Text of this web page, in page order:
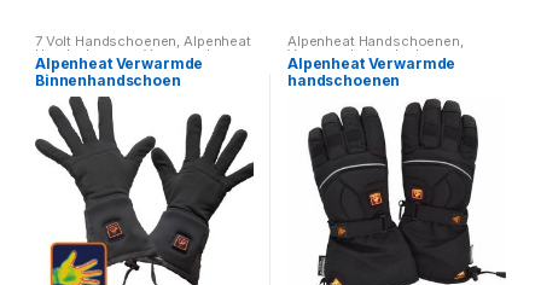
7 Volt Handschoenen,Alpenheat
Handschoenen ,Verwarmde
handschoenen
Alpenheat Verwarmde
Binnenhandschoen
Alpenheat Handschoenen,
Verwarmde handschoenen
Alpenheat Verwarmde
handschoenen